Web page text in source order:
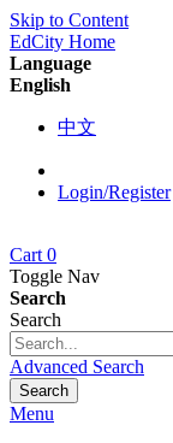
Skip to Content
EdCity Home
Language
English
中文
Login/Register
Cart 0
Toggle Nav
Search
Search
Advanced Search
Search
Menu